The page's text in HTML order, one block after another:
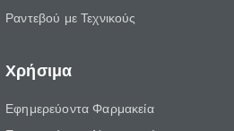
Ραντεβού με Τεχνικούς
Χρήσιμα
Εφημερεύοντα Φαρμακεία